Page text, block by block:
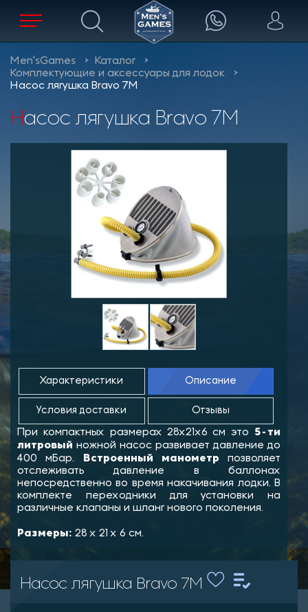
Men'sGames
Каталог
Комплектующие и аксессуары для лодок
Насос лягушка Bravo 7M
Насос лягушка Bravo 7M
Характеристики Описание
Условия доставки Отзывы
При компактных размерах 28х21х6 см это 5-ти
литровый ножной насос развивает давление до
400 мБар.
Встроенный манометр позволяет
отслеживать давление в баллонах
непосредственно во время накачивания лодки. В
комплекте переходники для установки на
различные клапаны и шланг нового поколения.
Размеры: 28 х 21 х 6 см.
Насос лягушка Bravo 7M